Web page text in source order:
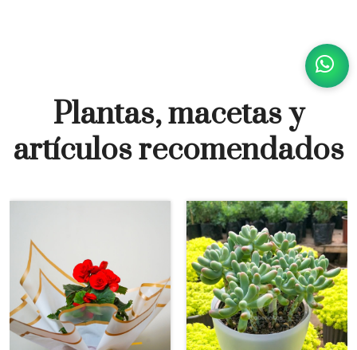
Plantas, macetas y
artículos recomendados